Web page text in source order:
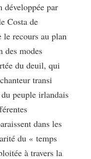
développée par
Costa de
le recours au plan
des modes
du deuil, qui
transi
peuple irlandais
dans les
du « temps
à travers la